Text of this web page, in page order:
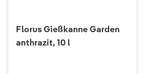
Florus Gießkanne Garden
anthrazit, 10 l